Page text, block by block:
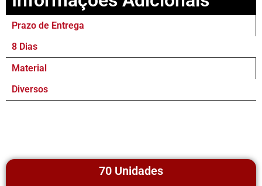
Prazo de Entrega
8 Dias
Material
Diversos
70 Unidades